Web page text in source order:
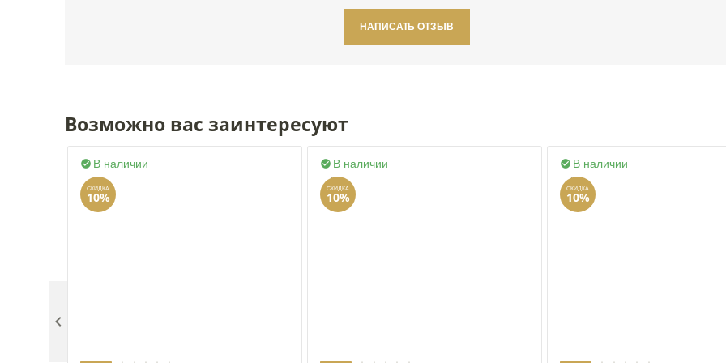
НАПИСАТЬ ОТЗЫВ
Возможно вас заинтересуют
В наличии

СКИДКА
10%
В наличии

СКИДКА
10%
В наличии

СКИДКА
10%
